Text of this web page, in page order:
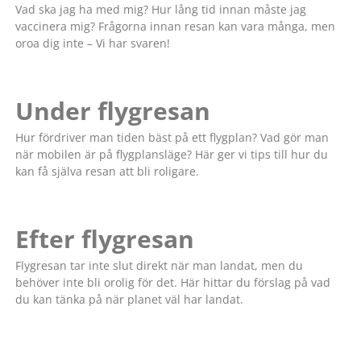
Vad ska jag ha med mig? Hur lång tid innan måste jag
vaccinera mig? Frågorna innan resan kan vara många, men
oroa dig inte – Vi har svaren!
Under flygresan
Hur fördriver man tiden bäst på ett flygplan? Vad gör man
när mobilen är på flygplansläge? Här ger vi tips till hur du
kan få själva resan att bli roligare.
Efter flygresan
Flygresan tar inte slut direkt när man landat, men du
behöver inte bli orolig för det. Här hittar du förslag på vad
du kan tänka på när planet väl har landat.